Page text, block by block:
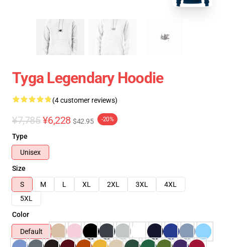
Tyga Legendary Hoodie
(4 customer reviews)
¥7,785 ¥6,228 $42.95 -20%
Type
Unisex
Size
S
M L XL 2XL 3XL
4XL
5XL
Color
Default